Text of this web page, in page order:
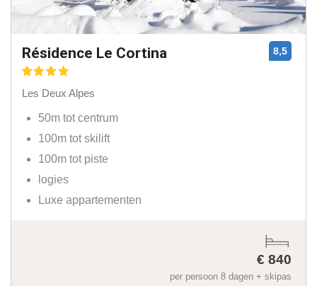
Résidence Le Cortina
Les Deux Alpes
50m tot centrum
100m tot skilift
100m tot piste
logies
Luxe appartementen
8,5
€ 840
per persoon 8 dagen + skipas